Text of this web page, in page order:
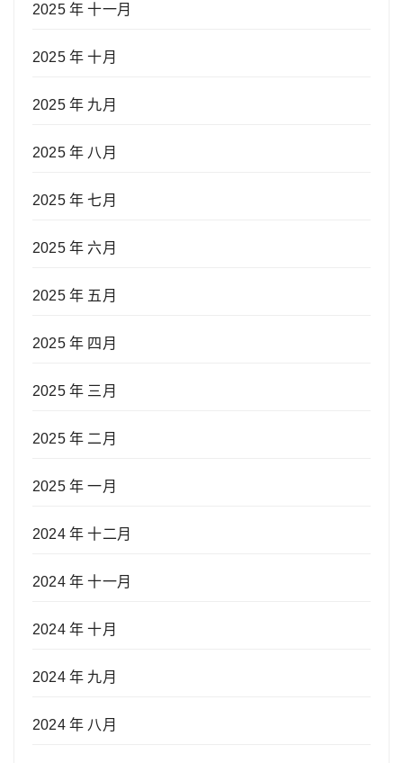
2025 年 十一月
2025 年 十月
2025 年 九月
2025 年 八月
2025 年 七月
2025 年 六月
2025 年 五月
2025 年 四月
2025 年 三月
2025 年 二月
2025 年 一月
2024 年 十二月
2024 年 十一月
2024 年 十月
2024 年 九月
2024 年 八月